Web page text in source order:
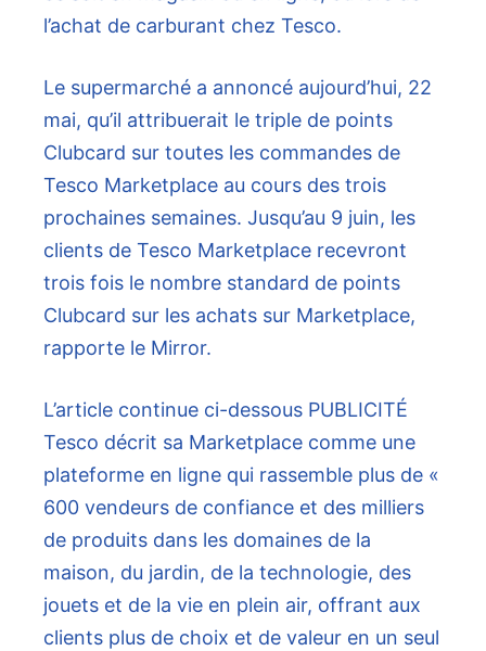
l’achat de carburant chez Tesco.
Le supermarché a annoncé aujourd’hui, 22
mai, qu’il attribuerait le triple de points
Clubcard sur toutes les commandes de
Tesco Marketplace au cours des trois
prochaines semaines. Jusqu’au 9 juin, les
clients de Tesco Marketplace recevront
trois fois le nombre standard de points
Clubcard sur les achats sur Marketplace,
rapporte le Mirror.
L’article continue ci-dessous PUBLICITÉ
Tesco décrit sa Marketplace comme une
plateforme en ligne qui rassemble plus de «
600 vendeurs de confiance et des milliers
de produits dans les domaines de la
maison, du jardin, de la technologie, des
jouets et de la vie en plein air, offrant aux
clients plus de choix et de valeur en un seul